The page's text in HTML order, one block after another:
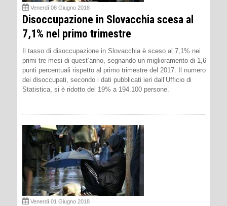
Venerdì 08 Giugno 2018
Disoccupazione in Slovacchia scesa al
7,1% nel primo trimestre
Il tasso di disoccupazione in Slovacchia è sceso al 7,1% nei
primi tre mesi di quest’anno, segnando un miglioramento di 1,6
punti percentuali rispetto al primo trimestre del 2017. Il numero
dei disoccupati, secondo i dati pubblicati ieri dall’Ufficio di
Statistica, si è ridotto del 19% a 194.100 persone.
Venerdì 01 Giugno 2018